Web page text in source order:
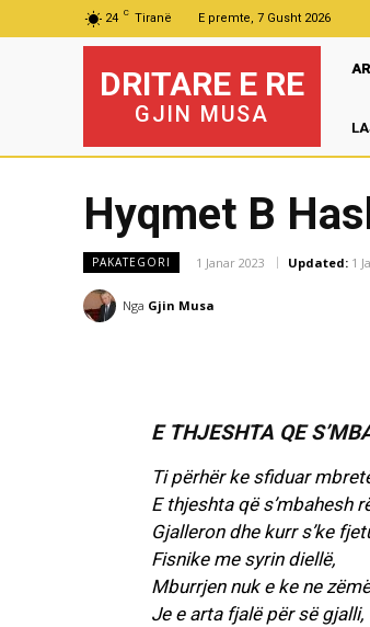
24 C Tiranë E premte, 7 Gusht 2026
DRITARE E RE
GJIN MUSA
Hyqmet B
PAKATEGORI 1 Janar 2023 Updated: 1
Nga Gjin Musa
E THJESHTA QE
Ti përhër ke sfiduar
E thjeshta që s’mbahesh
Gjalleron dhe kurr s’ke
Fisnike me syrin diellë,
Mburrjen nuk e ke ne
Je e arta fjalë për së gjalli,